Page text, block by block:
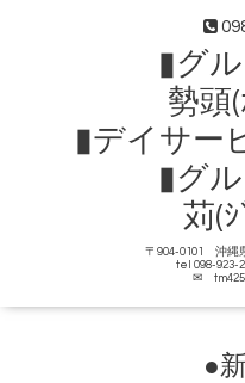
▮グル
勢頭
▮デイサ
▮グル
苅(
〒904-0101 沖縄
tel 098-923-
✉
●